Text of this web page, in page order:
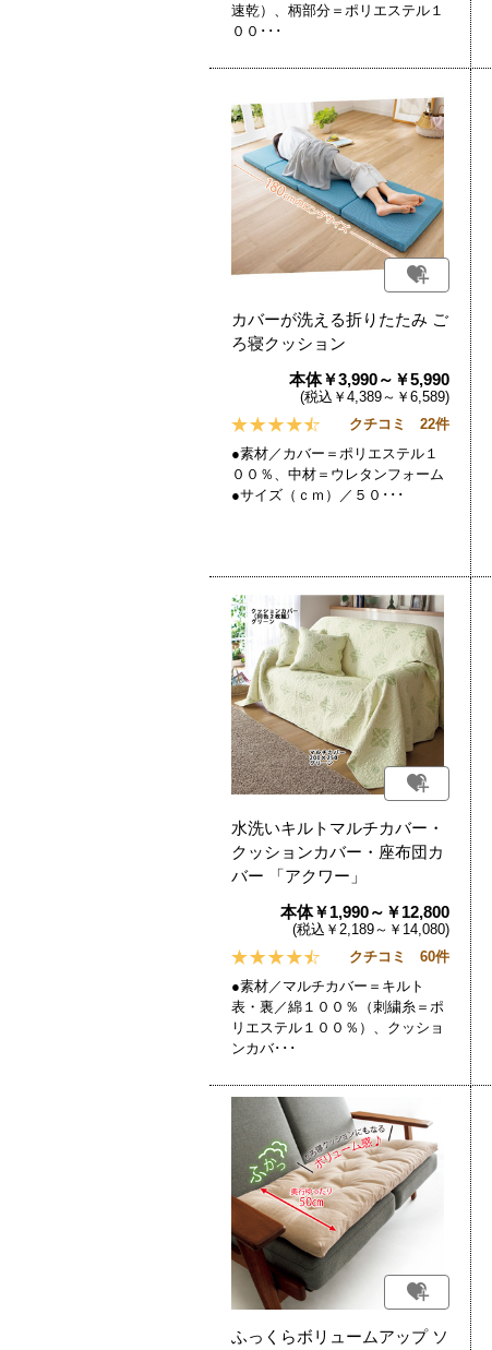
速乾）、柄部分＝ポリエステル１
００･･･
カバーが洗える折りたたみ ご
ろ寝クッション
本体￥3,990～￥5,990
(税込￥4,389～￥6,589)
クチコミ 22件
●素材／カバー＝ポリエステル１
００％、中材＝ウレタンフォーム
●サイズ（ｃｍ）／５０･･･
水洗いキルトマルチカバー・
クッションカバー・座布団カ
バー 「アクワー」
本体￥1,990～￥12,800
(税込￥2,189～￥14,080)
クチコミ 60件
●素材／マルチカバー＝キルト
表・裏／綿１００％（刺繍糸＝ポ
リエステル１００％）、クッショ
ンカバ･･･
ふっくらボリュームアップ ソ